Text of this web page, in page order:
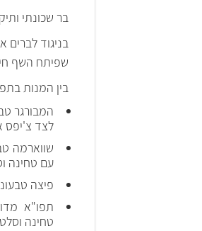
בר שכונתי
בניגוד
שפיתח השף חי
בין המנות
המבורגר
לצד צ'יפס
שווארמה
עם טחינה
פיצה
תפו"א
טחינה וסלט